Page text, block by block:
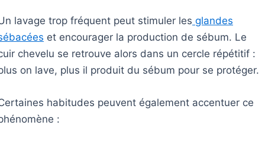
lavage trop fréquent peut stimuler les glandes
et encourager la production de sébum. Le
chevelu se retrouve alors dans un cercle répétitif :
on lave, plus il produit du sébum pour se protéger.
habitudes peuvent également accentuer ce
: